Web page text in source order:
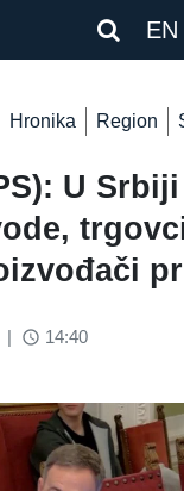
EN
Hronika Region
U
| access_time 14:40